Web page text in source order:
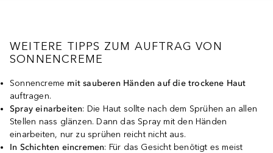
WEITERE TIPPS ZUM AUFTRAG VON
SONNENCREME
Sonnencreme mit sauberen Händen auf die trockene Haut
auftragen.
Spray einarbeiten: Die Haut sollte nach dem Sprühen an allen
Stellen nass glänzen. Dann das Spray mit den Händen
einarbeiten, nur zu sprühen reicht nicht aus.
In Schichten eincremen: Für das Gesicht benötigt es meist